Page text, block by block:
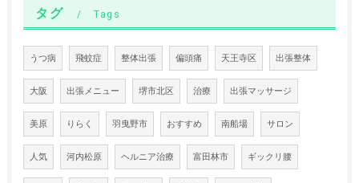
タグ Tags
うつ病 飛蚊症 整体出張 偏頭痛 天王寺区 出張整体
大阪 出張メニュー 堺市北区 治療 出張マッサージ
美原 りらく 羽曳野市 おすすめ 南船場 サロン
人気 河内松原 ヘルニア治療 富田林市 ギックリ腰